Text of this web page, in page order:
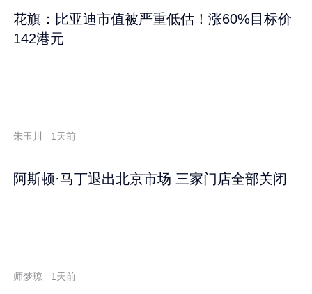
花旗：比亚迪市值被严重低估！涨60%目标价
142港元
朱玉川 1天前
阿斯顿·马丁退出北京市场 三家门店全部关闭
师梦琼 1天前